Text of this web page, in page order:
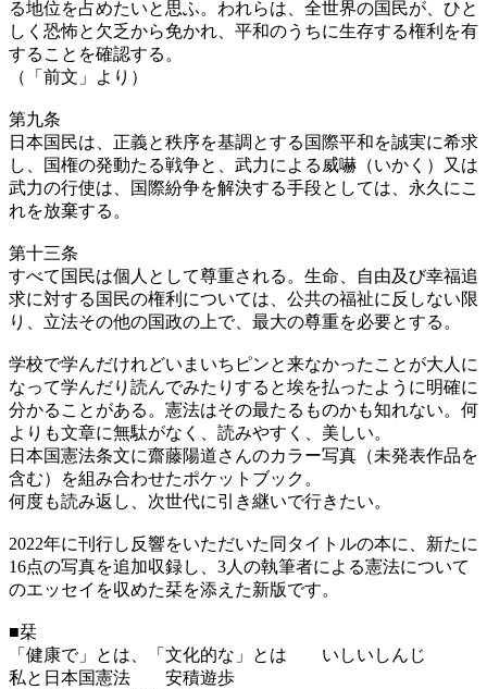
る地位を占めたいと思ふ。われらは、全世界の国民が、ひと
しく恐怖と欠乏から免かれ、平和のうちに生存する権利を有
することを確認する。
（「前文」より）
第九条
日本国民は、正義と秩序を基調とする国際平和を誠実に希求
し、国権の発動たる戦争と、武力による威嚇（いかく）又は
武力の行使は、国際紛争を解決する手段としては、永久にこ
れを放棄する。
第十三条
すべて国民は個人として尊重される。生命、自由及び幸福追
求に対する国民の権利については、公共の福祉に反しない限
り、立法その他の国政の上で、最大の尊重を必要とする。
学校で学んだけれどいまいちピンと来なかったことが大人に
なって学んだり読んでみたりすると埃を払ったように明確に
分かることがある。憲法はその最たるものかも知れない。何
よりも文章に無駄がなく、読みやすく、美しい。
日本国憲法条文に齋藤陽道さんのカラー写真（未発表作品を
含む）を組み合わせたポケットブック。
何度も読み返し、次世代に引き継いで行きたい。
2022年に刊行し反響をいただいた同タイトルの本に、新たに
16点の写真を追加収録し、3人の執筆者による憲法について
のエッセイを収めた栞を添えた新版です。
■栞
「健康で」とは、「文化的な」とは いしいしんじ
私と日本国憲法 安積遊歩